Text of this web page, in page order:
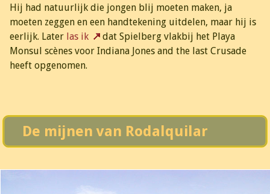
Hij had natuurlijk die jongen blij moeten maken, ja
moeten zeggen en een handtekening uitdelen, maar hij is
eerlijk. Later las ik
dat Spielberg vlakbij het Playa
Monsul scènes voor Indiana Jones and the last Crusade
heeft opgenomen.
De mijnen van Rodalquilar